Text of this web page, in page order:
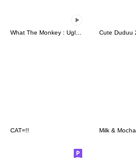
Cute Duduu
CAT=!! Milk &